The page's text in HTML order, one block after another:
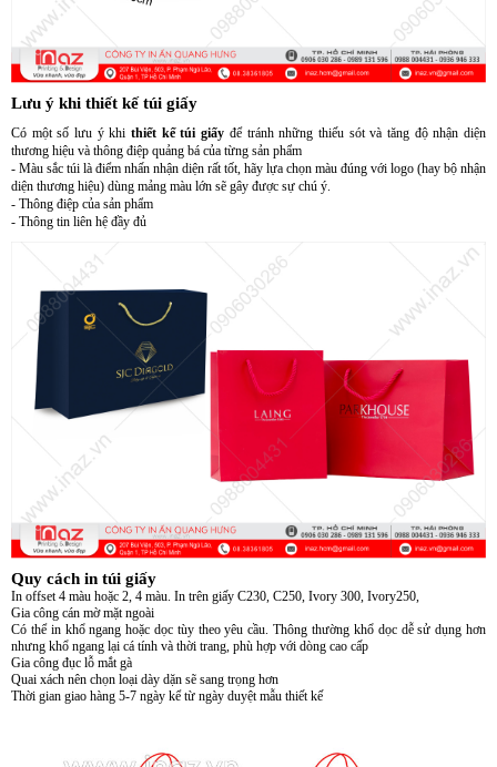
Lưu ý khi thiết kế túi giấy
Có một số lưu ý khi thiết kế túi giấy để tránh những thiếu sót và tăng độ nhận diện
thương hiệu và thông điệp quảng bá của từng sản phẩm
- Màu sắc túi là điểm nhấn nhận diện rất tốt, hãy lựa chọn màu đúng với logo (hay bộ nhận
diện thương hiệu) dùng mảng màu lớn sẽ gây được sự chú ý.
- Thông điệp của sản phẩm
- Thông tin liên hệ đầy đủ
Quy cách in túi giấy
In offset 4 màu hoặc 2, 4 màu. In trên giấy C230, C250, Ivory 300, Ivory250,
Gia công cán mờ mặt ngoài
Có thể in khổ ngang hoặc dọc tùy theo yêu cầu. Thông thường khổ dọc dễ sử dụng hơn
nhưng khổ ngang lại cá tính và thời trang, phù hợp với dòng cao cấp
Gia công đục lỗ mắt gà
Quai xách nên chọn loại dày dặn sẽ sang trọng hơn
Thời gian giao hàng 5-7 ngày kể từ ngày duyệt mẫu thiết kế